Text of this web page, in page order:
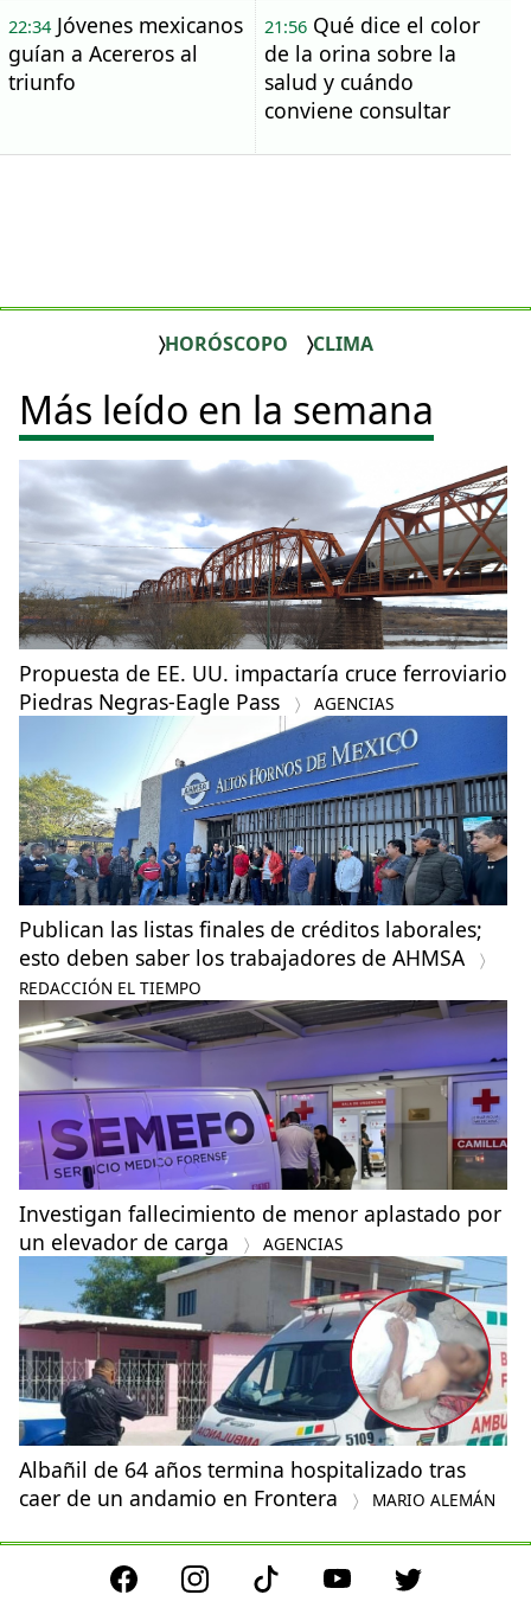
22:34Jóvenes mexicanos
guían a Acereros al
triunfo
21:56Qué dice el color
de la orina sobre la
salud y cuándo
conviene consultar
HORÓSCOPO CLIMA
Más leído en la semana
Propuesta de EE. UU. impactaría cruce ferroviario
Piedras Negras-Eagle Pass
AGENCIAS
Publican las listas finales de créditos laborales;
esto deben saber los trabajadores de AHMSA
REDACCIÓN EL TIEMPO
Investigan fallecimiento de menor aplastado por
un elevador de carga
AGENCIAS
Albañil de 64 años termina hospitalizado tras
caer de un andamio en Frontera
MARIO ALEMÁN